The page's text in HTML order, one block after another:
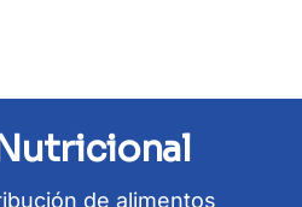
de alimentos